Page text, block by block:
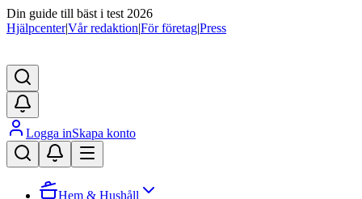
Din guide till bäst i test 2026
Hjälpcenter|Vår redaktion|För företag|Press
Logga inSkapa konto
Hem & Hushåll